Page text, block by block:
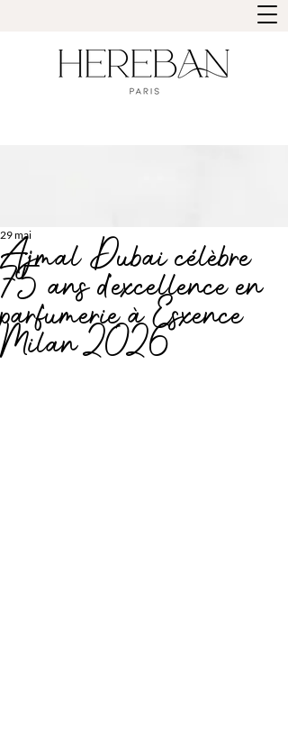
Ajmal Dubai célèbre
75 ans d’excellence en
parfumerie à Esxence
Milan 2026
29 mai